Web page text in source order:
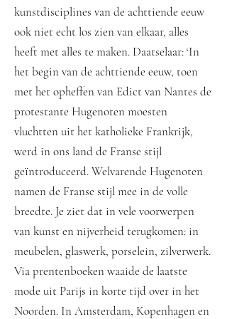
kunstdisciplines van de achttiende eeuw
ook niet echt los zien van elkaar, alles
heeft met alles te maken. Daatselaar: ‘In
het begin van de achttiende eeuw, toen
met het opheffen van Edict van Nantes de
protestante Hugenoten moesten
vluchtten uit het katholieke Frankrijk,
werd in ons land de Franse stijl
geïntroduceerd. Welvarende Hugenoten
namen de Franse stijl mee in de volle
breedte. Je ziet dat in vele voorwerpen
van kunst en nijverheid terugkomen: in
meubelen, glaswerk, porselein, zilverwerk.
Via prentenboeken waaide de laatste
mode uit Parijs in korte tijd over in het
Noorden. In Amsterdam, Kopenhagen en